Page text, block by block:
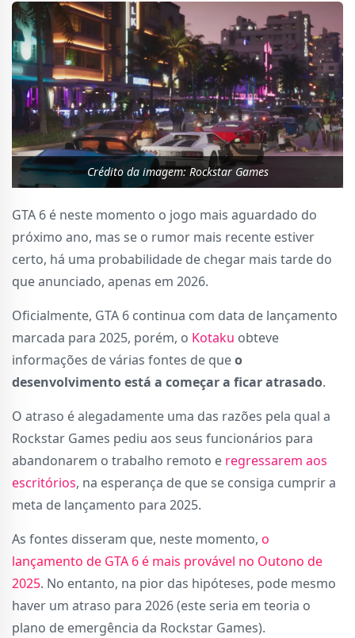
Crédito da imagem: Rockstar Games
GTA 6 é neste momento o jogo mais aguardado do
próximo ano, mas se o rumor mais recente estiver
certo, há uma probabilidade de chegar mais tarde do
que anunciado, apenas em 2026.
Oficialmente, GTA 6 continua com data de lançamento
marcada para 2025, porém, o Kotaku obteve
informações de várias fontes de queo
desenvolvimento está a começar a ficar atrasado.
O atraso é alegadamente uma das razões pela qual a
Rockstar Games pediu aos seus funcionários para
abandonarem o trabalho remoto e regressarem aos
escritórios, na esperança de que se consiga cumprir a
meta de lançamento para 2025.
As fontes disseram que, neste momento, o
lançamento de GTA 6 é mais provável no Outono de
2025. No entanto, na pior das hipóteses, pode mesmo
haver um atraso para 2026 (este seria em teoria o
plano de emergência da Rockstar Games).